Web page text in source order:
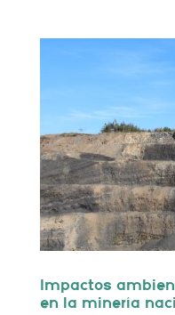
Impactos
en la minería